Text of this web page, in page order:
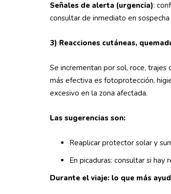
Señales de alerta (urgencia):
consultar de inmediato en
3) Reacciones cutáneas,
Se incrementan por sol, roce, trajes
más efectiva es fotoprotección,
excesivo en la zona afectada.
Las sugerencias son:
Reaplicar protector solar y
En picaduras: consultar si hay
Durante el viaje: lo que más